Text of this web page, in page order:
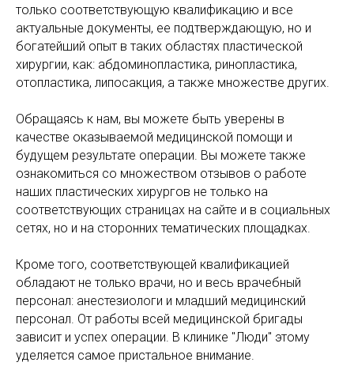
только соответствующую квалификацию и все
актуальные документы, ее подтверждающую, но и
богатейший опыт в таких областях пластической
хирургии, как: абдоминопластика, ринопластика,
отопластика, липосакция, а также множестве других.
Обращаясь к нам, вы можете быть уверены в
качестве оказываемой медицинской помощи и
будущем результате операции. Вы можете также
ознакомиться со множеством отзывов о работе
наших пластических хирургов не только на
соответствующих страницах на сайте и в социальных
сетях, но и на сторонних тематических площадках.
Кроме того, соответствующей квалификацией
обладают не только врачи, но и весь врачебный
персонал: анестезиологи и младший медицинский
персонал. От работы всей медицинской бригады
зависит и успех операции. В клинике "Люди" этому
уделяется самое пристальное внимание.